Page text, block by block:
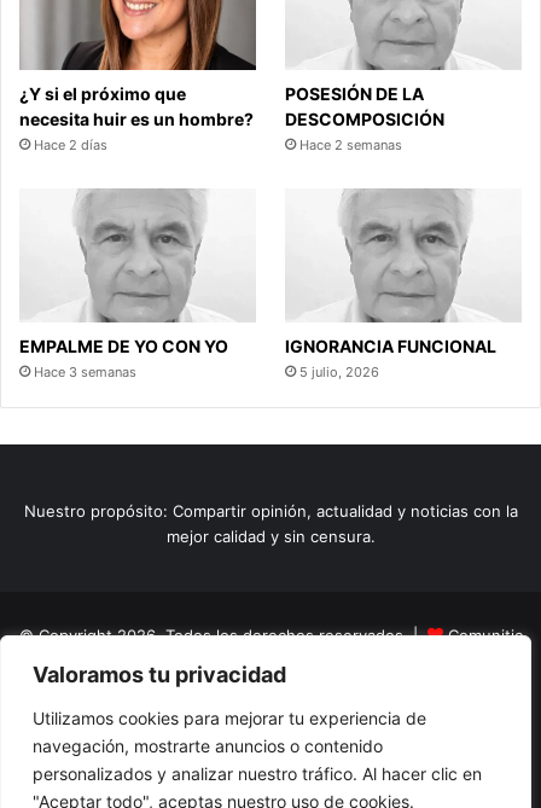
Valoramos tu privacidad
Utilizamos cookies para mejorar tu experiencia de
navegación, mostrarte anuncios o contenido
personalizados y analizar nuestro tráfico. Al hacer clic en
"Aceptar todo", aceptas nuestro uso de cookies.
¿Y si el próximo que
necesita huir es un hombre?
Hace 2 días
POSESIÓN DE LA
DESCOMPOSICIÓN
Hace 2 semanas
EMPALME DE YO CON YO
Hace 3 semanas
IGNORANCIA FUNCIONAL
5 julio, 2026
Nuestro propósito: Compartir opinión, actualidad y noticias con la
mejor calidad y sin censura.
© Copyright 2026, Todos los derechos reservados |
Comunitic
SAS BICNit 901228106
Home
Actualidad Variedades Opinion Turismo
El Tinteadero
Caricaturas Reportajes